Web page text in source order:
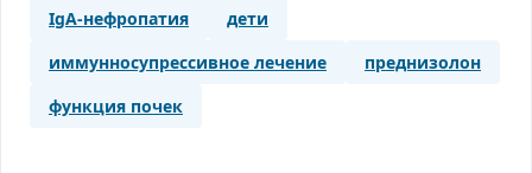
IgA-нефропатия
дети
иммунносупрессивное лечение
преднизолон
функция почек